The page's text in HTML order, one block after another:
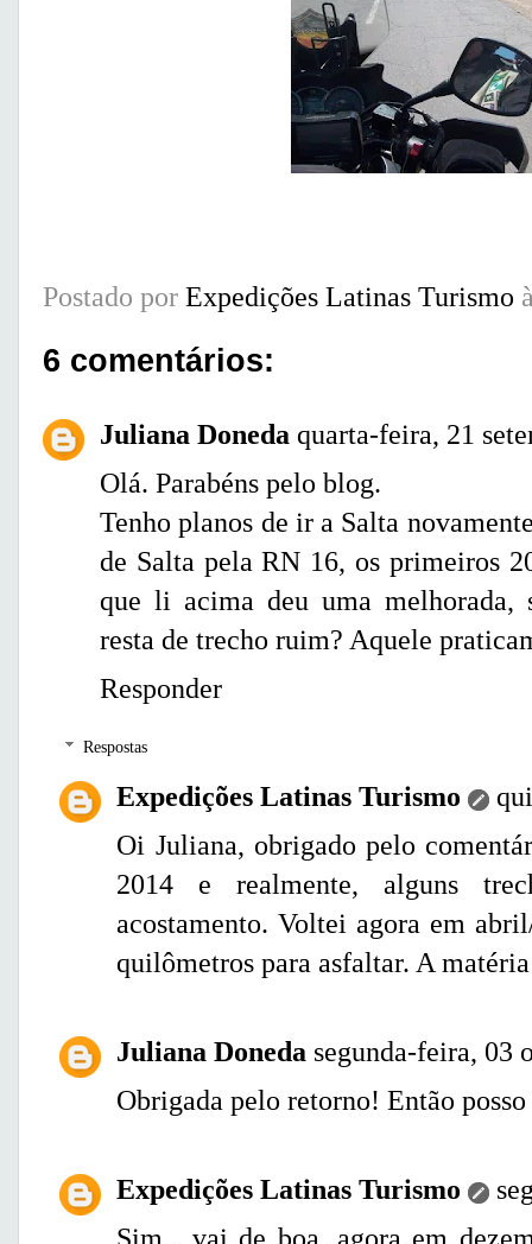
Postado por Expedições Latinas Turismo
6 comentários:
Juliana Doneda quarta-feira, 21
Olá. Parabéns pelo blog.
Tenho planos de ir a Salta
de Salta pela RN 16, os primeiros
que li acima deu uma melhorada,
resta de trecho ruim? Aquele
Responder
Respostas
Expedições Latinas Turismo
Oi Juliana, obrigado pelo
2014 e realmente, alguns
acostamento. Voltei agora em
quilômetros para asfaltar. A
Juliana Doneda segunda-feira, 03
Obrigada pelo retorno! Então
Expedições Latinas Turismo